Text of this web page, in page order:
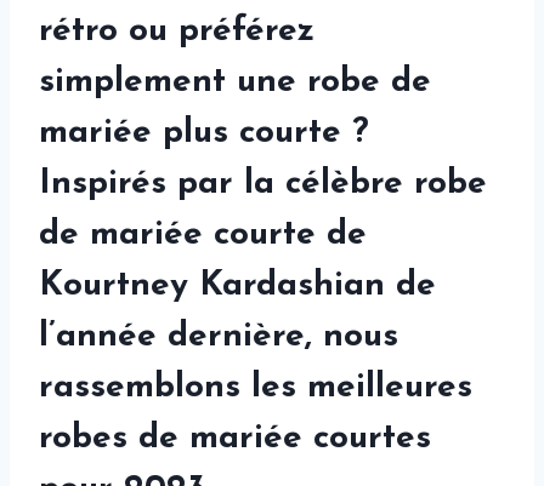
rétro ou préférez
simplement une robe de
mariée plus courte ?
Inspirés par la célèbre robe
de mariée courte de
Kourtney Kardashian de
l’année dernière, nous
rassemblons les meilleures
robes de mariée courtes